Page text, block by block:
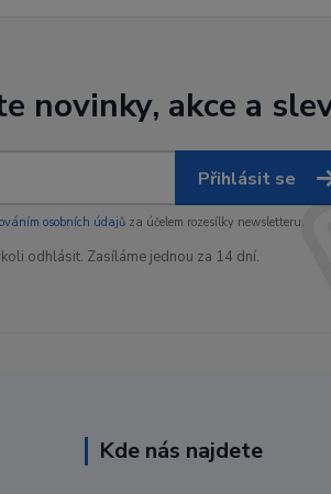
novinky, akce a
Přihlásit se
osobních údajůza účelem rozesílky newsletteru.
odhlásit. Zasíláme jednou za 14 dní.
Kde nás najdete